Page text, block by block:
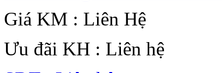
Giá KM : Liên Hệ
Ưu đãi KH : Liên hệ